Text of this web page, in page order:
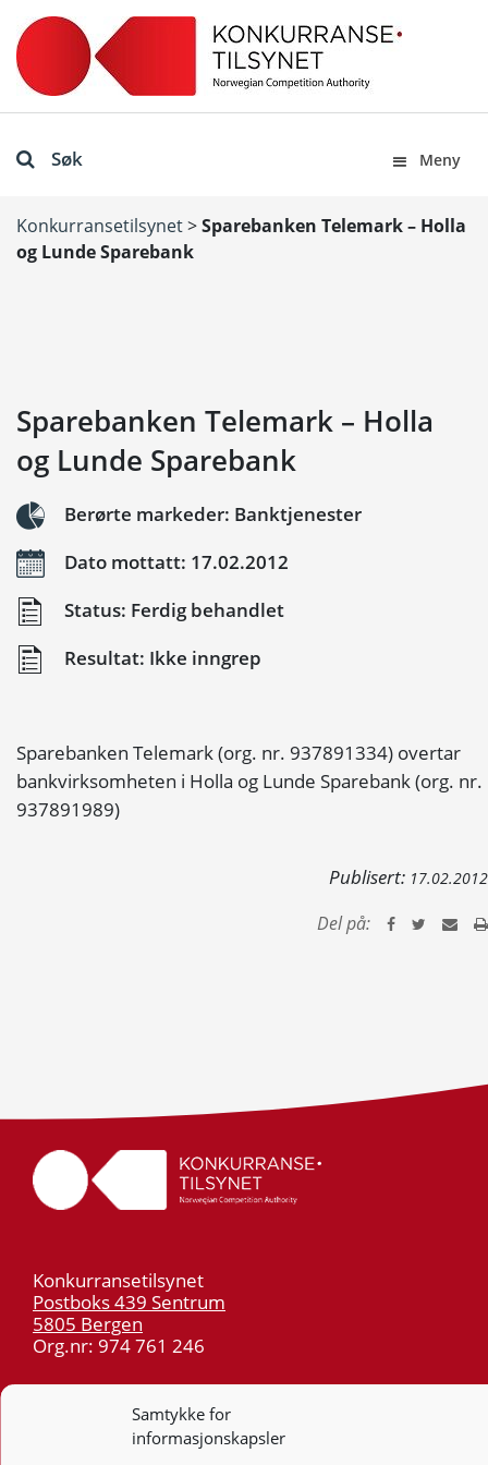
Samtykke for
informasjonskapsler
Søk Meny
Konkurransetilsynet>Sparebanken Telemark – Holla
og Lunde Sparebank
Sparebanken Telemark – Holla
og Lunde Sparebank
Berørte markeder: Banktjenester
Dato mottatt: 17.02.2012
Status: Ferdig behandlet
Resultat: Ikke inngrep
Sparebanken Telemark (org. nr. 937891334) overtar
bankvirksomheten i Holla og Lunde Sparebank (org. nr.
937891989)
Publisert: 17.02.2012
Del på:
Konkurransetilsynet
Postboks 439 Sentrum
5805 Bergen
Org.nr: 974 761 246
55 59 75 00
post@kt.no